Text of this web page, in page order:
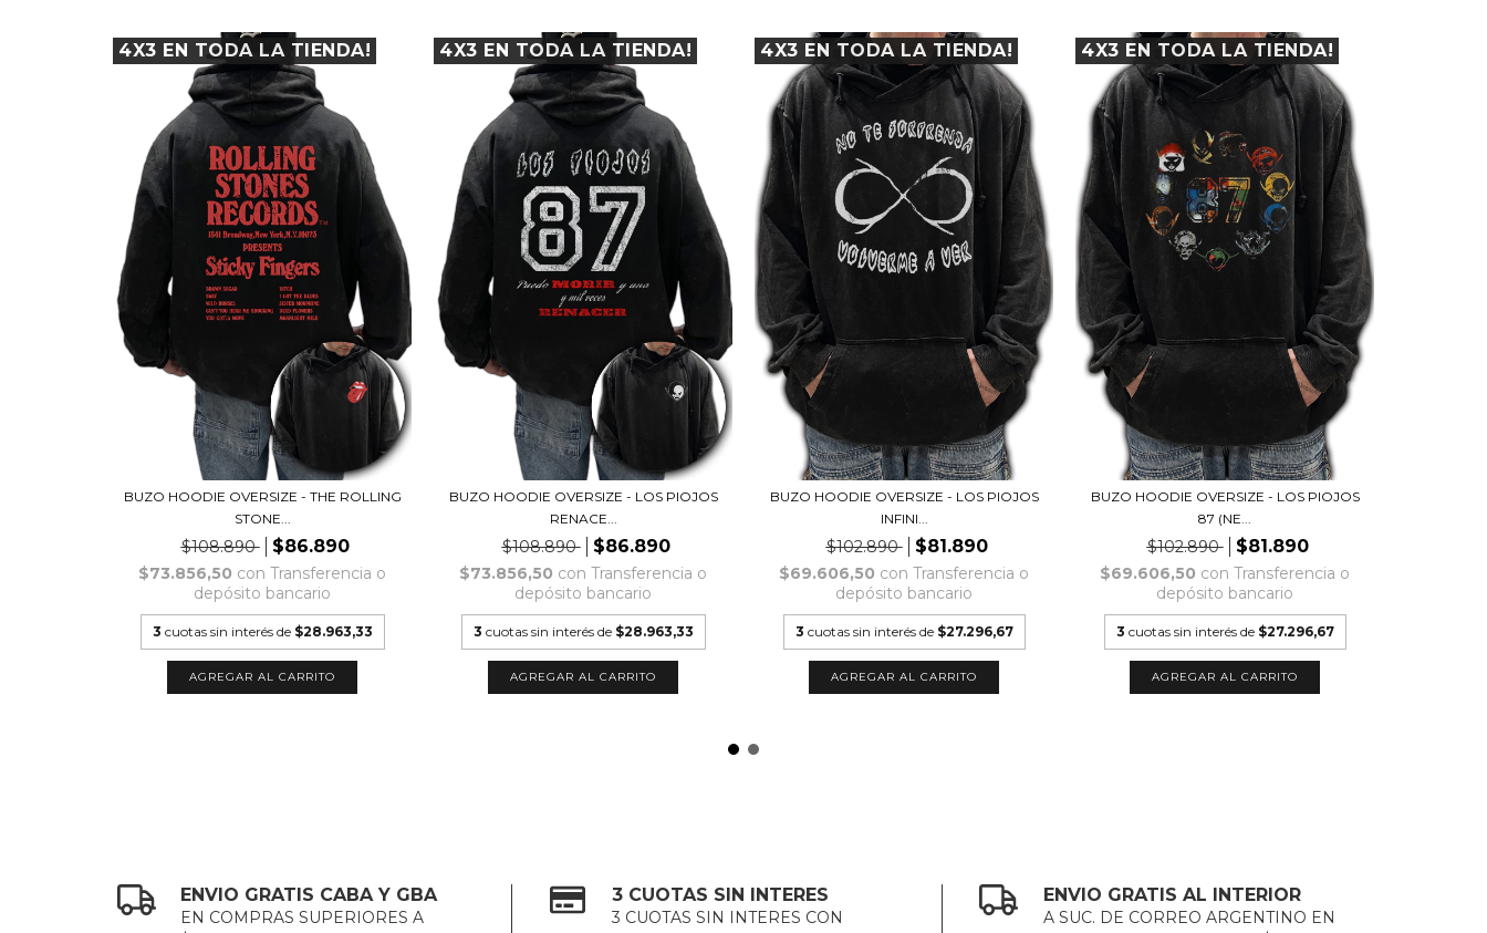
4X3 EN TODA LA TIENDA!
BUZO HOODIE OVERSIZE - THE ROLLING
STONE...
$108.890 $86.890
$73.856,50 con Transferencia o
depósito bancario
3 cuotas sin interés de $28.963,33
AGREGAR AL CARRITO
4X3 EN TODA LA TIENDA!
BUZO HOODIE OVERSIZE - LOS PIOJOS
RENACE...
$108.890 $86.890
$73.856,50 con Transferencia o
depósito bancario
3 cuotas sin interés de $28.963,33
AGREGAR AL CARRITO
4X3 EN TODA LA TIENDA!
BUZO HOODIE OVERSIZE - LOS PIOJOS
INFINI...
$102.890 $81.890
$69.606,50 con Transferencia o
depósito bancario
3 cuotas sin interés de $27.296,67
AGREGAR AL CARRITO
4X3 EN TODA LA TIENDA!
BUZO HOODIE OVERSIZE - LOS PIOJOS
87 (NE...
$102.890 $81.890
$69.606,50 con Transferencia o
depósito bancario
3 cuotas sin interés de $27.296,67
AGREGAR AL CARRITO
ENVIO GRATIS CABA Y GBA
EN COMPRAS SUPERIORES A
3 CUOTAS SIN INTERES
3 CUOTAS SIN INTERES CON
ENVIO GRATIS AL INTERIOR
A SUC. DE CORREO ARGENTINO EN